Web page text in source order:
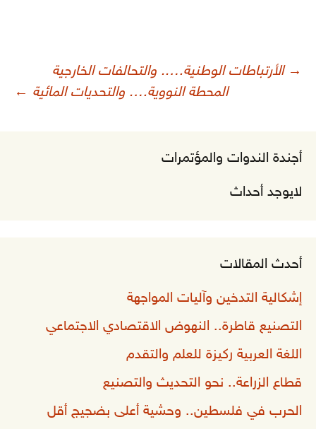
تصفّح
→ الأرتباطات الوطنية….. والتحالفات الخارجية
المحطة النووية…. والتحديات المائية ←
أجندة الندوات والمؤتمرات
لايوجد أحداث
أحدث المقالات
إشكالية التدخين وآليات المواجهة
التصنيع قاطرة.. النهوض الاقتصادي الاجتماعي
اللغة العربية ركيزة للعلم والتقدم
قطاع الزراعة.. نحو التحديث والتصنيع
الحرب في فلسطين.. وحشية أعلى بضجيج أقل